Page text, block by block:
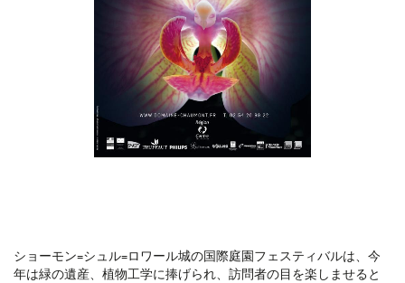
ショーモン=シュル=ロワール城の国際庭園フェスティバルは、今
年は緑の遺産、植物工学に捧げられ、訪問者の目を楽しませると